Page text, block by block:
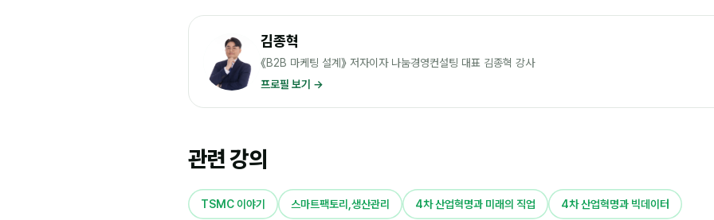
김종혁
《B2B 마케팅 설계》 저자이자 나눔경영컨설팅 대표 김종혁 강사
프로필 보기 →
관련 강의
TSMC 이야기 스마트팩토리,생산관리 4차 산업혁명과 미래의 직업 4차 산업혁명과 빅데이터